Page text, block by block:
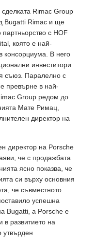
Rimac Group
Bugatti Rimac и ще
партньорство с HOF
която е най-
консорциума. В него
инвеститори
съюз. Паралелно с
превърне в най-
Group редом до
Мате Римац,
директор на
директор на Porsche
че с продажбата
ясно показва, че
си върху основния
че съвместното
успешна
Bugatti, а Porsche е
в развитието на
утвърден